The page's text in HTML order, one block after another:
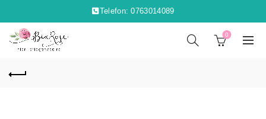
Telefon: 0763014089
0